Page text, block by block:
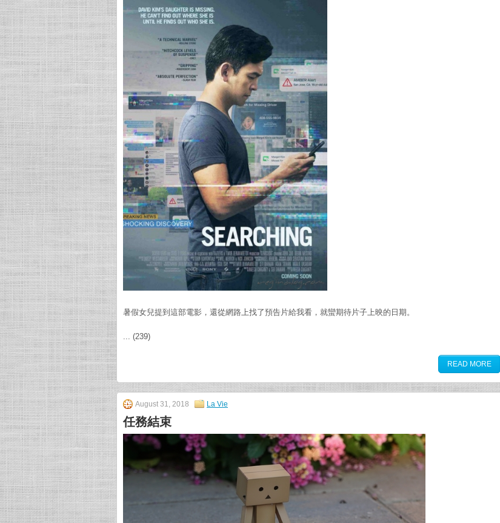
暑假女兒提到這部電影，還從網路上找了預告片給我看，就蠻期待片子上映的日期。
... (239)
READ MORE
August 31, 2018 La Vie
任務結束